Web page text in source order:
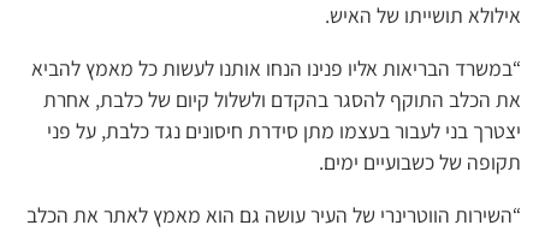
אילולא תושייתו של האיש.
“במשרד הבריאות אליו פנינו הנחו אותנו לעשות כל מאמץ להביא
את הכלב התוקף להסגר בהקדם ולשלול קיום של כלבת, אחרת
יצטרך בני לעבור בעצמו מתן סידרת חיסונים נגד כלבת, על פני
תקופה של כשבועיים ימים.
“השירות הווטרינרי של העיר עושה גם הוא מאמץ לאתר את הכלב